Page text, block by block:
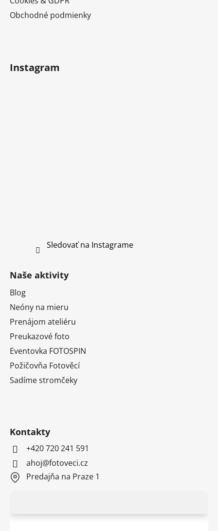
Obchodné podmienky
Instagram
Sledovať na Instagrame
Naše aktivity
Blog
Neóny na mieru
Prenájom ateliéru
Preukazové foto
Eventovka FOTOSPIN
Požičovňa Fotověcí
Sadíme stromčeky
Kontakty
+420 720 241 591
ahoj@fotoveci.cz
Predajňa na Praze 1